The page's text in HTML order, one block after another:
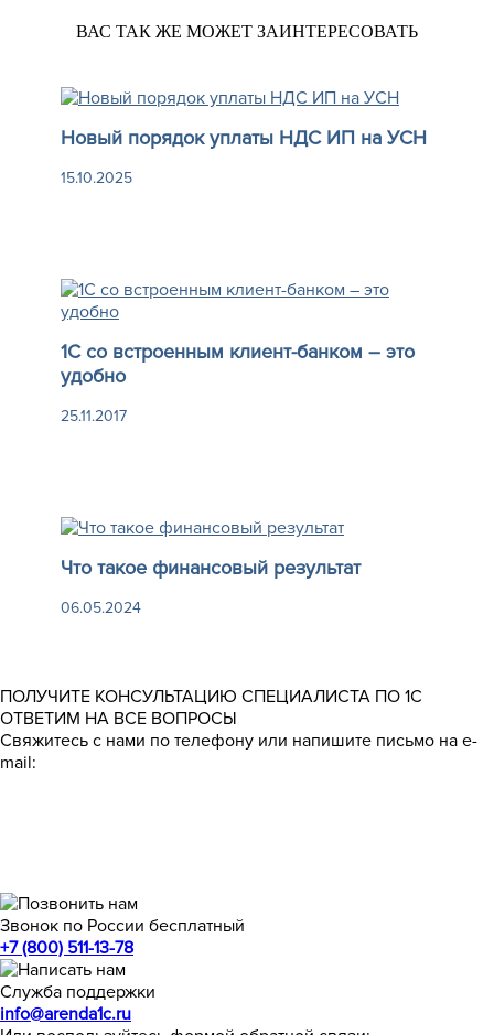
ВАС ТАК ЖЕ МОЖЕТ ЗАИНТЕРЕСОВАТЬ
Новый порядок уплаты НДС ИП на УСН
15.10.2025
1C со встроенным клиент-банком – это
удобно
25.11.2017
Что такое финансовый результат
06.05.2024
ПОЛУЧИТЕ КОНСУЛЬТАЦИЮ СПЕЦИАЛИСТА ПО 1С
ОТВЕТИМ НА ВСЕ ВОПРОСЫ
Свяжитесь с нами по телефону или напишите письмо на e-
mail:
Звонок по России бесплатный
+7 (800) 511-13-78
Служба поддержки
info@arenda1c.ru